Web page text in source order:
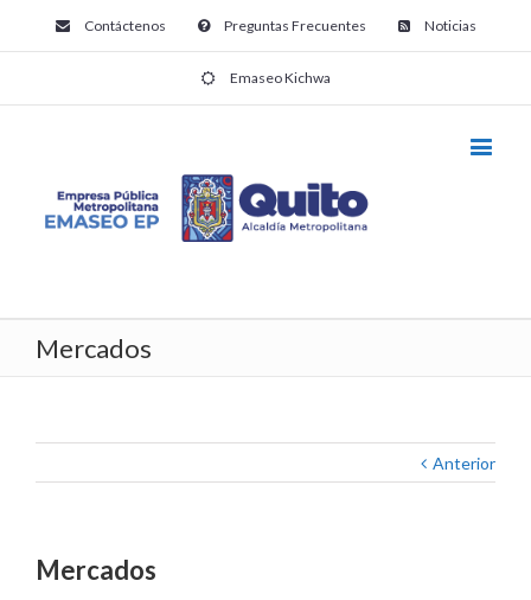
Contáctenos Preguntas Frecuentes Noticias
Emaseo Kichwa
Mercados
Anterior
Mercados